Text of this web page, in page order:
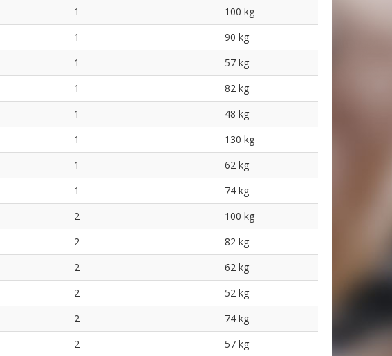
1
100 kg
1
90 kg
1
57 kg
1
82 kg
1
48 kg
1
130 kg
1
62 kg
1
74 kg
2
100 kg
2
82 kg
2
62 kg
2
52 kg
2
74 kg
2
57 kg